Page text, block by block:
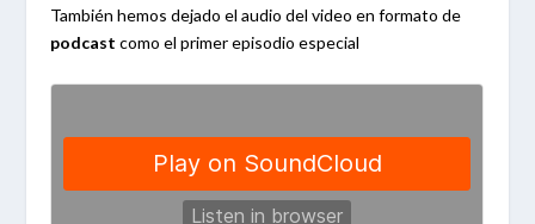
También hemos dejado el audio del video en formato de
podcast como el primer episodio especial